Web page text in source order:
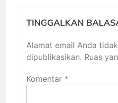
TINGGALKAN
Alamat email Anda
dipublikasikan. Ruas
Komentar *